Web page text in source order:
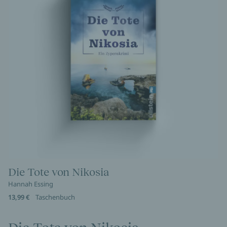
Die Tote von Nikosia
Hannah Essing
13,99 €
Taschenbuch